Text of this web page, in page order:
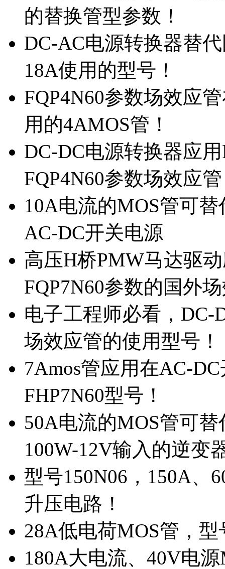
的替换管型参数！
DC-AC电源转换器替
18A使用的型号！
FQP4N60参数场效应
用的4AMOS管！
DC-DC电源转换器应
FQP4N60参数场效应
10A电流的MOS管可
AC-DC开关电源
高压H桥PMW马达驱
FQP7N60参数的国外
电子工程师必看，DC-
场效应管的使用型号！
7Amos管应用在AC-
FHP7N60型号！
50A电流的MOS管可
100W-12V输入的逆变
型号150N06，150A、
升压电路！
28A低电荷MOS管，
180A大电流、40V电